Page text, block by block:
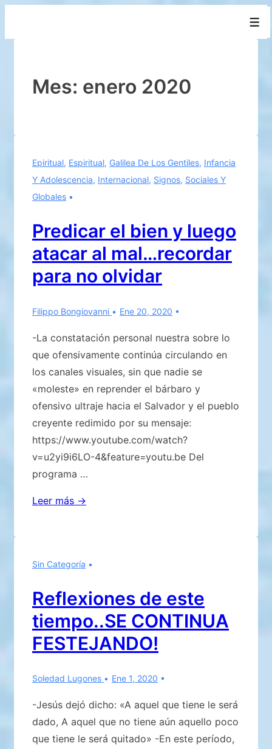
principalMes: enero 2020
Epiritual, Espiritual, Galilea De Los Gentiles, Infancia
Y Adolescencia, Internacional, Signos, Sociales Y
Globales
Predicar el bien y luego
atacar al mal…recordar
para no olvidar
Filippo Bongiovanni Ene 20, 2020
-La constatación personal nuestra sobre lo
que ofensivamente continúa circulando en
los canales visuales, sin que nadie se
«moleste» en reprender el bárbaro y
ofensivo ultraje hacia el Salvador y el pueblo
creyente redimido por su mensaje:
https://www.youtube.com/watch?
v=u2yi9i6LO-4&feature=youtu.be Del
programa …
Predicar
luego
al
mal…
recordar
para
olvidar
Leer más →
Sin Categoría
Reflexiones de este
tiempo..SE CONTINUA
FESTEJANDO!
Soledad Lugones Ene 1, 2020
-Jesús dejó dicho: «A aquel que tiene le será
dado, A aquel que no tiene aún aquello poco
que tiene le será quitado» -En este período,